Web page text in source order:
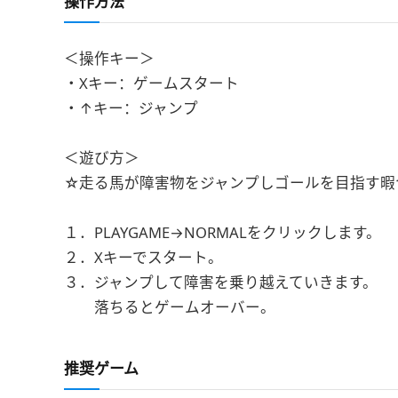
＜操作キー＞
・Xキー：ゲームスタート
・↑キー：ジャンプ
＜遊び方＞
☆走る馬が障害物をジャンプしゴールを目指す
１．PLAYGAME→NORMALをクリックします。
２．Xキーでスタート。
３．ジャンプして障害を乗り越えていきます。
落ちるとゲームオーバー。
推奨ゲーム